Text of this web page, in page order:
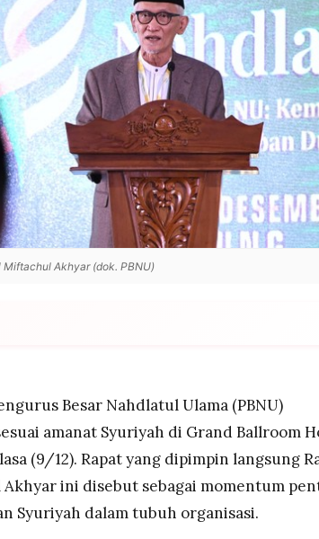
Miftachul Akhyar (dok. PBNU)
kondisi sebelumnya ketika Syuriyah kerap
khususnya di Jawa Timur.
duka cita atas bencana di Aceh, Sumut, dan
penguatan peran Syuriyah meski di tengah
keberatan.
Besar Nahdlatul Ulama (PBNU)
amanat Syuriyah di Grand Ballroom
(9/12). Rapat yang dipimpin langsung
Akhyar ini disebut sebagai momentum
Syuriyah dalam tubuh organisasi.